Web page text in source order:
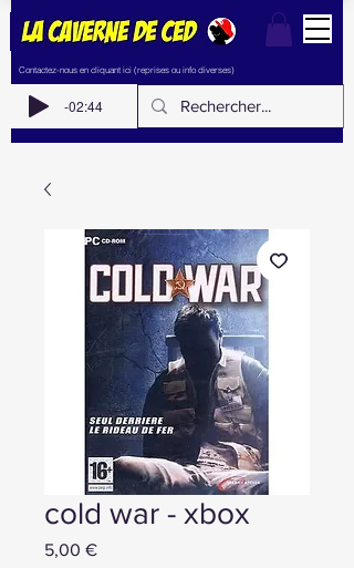
Contactez-nous en cliquant ici (reprises ou info diverses)
-02:44
cold war - xbox
5,00 €Prix